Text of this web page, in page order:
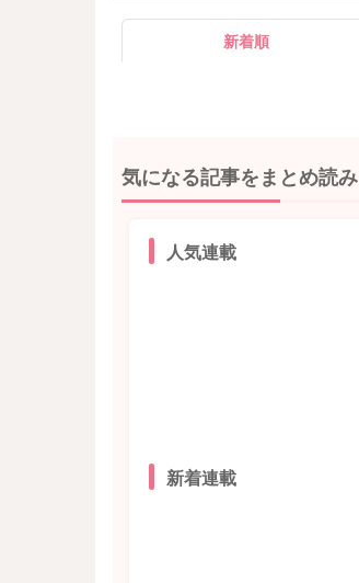
新着順
気になる記事をまとめ読み
人気連載
新着連載